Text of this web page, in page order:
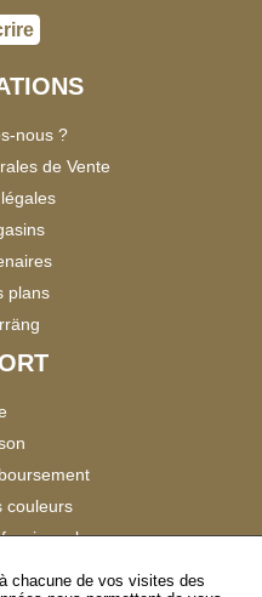
nous ?
de Vente
plans
couleurs
chacune de vos visites des